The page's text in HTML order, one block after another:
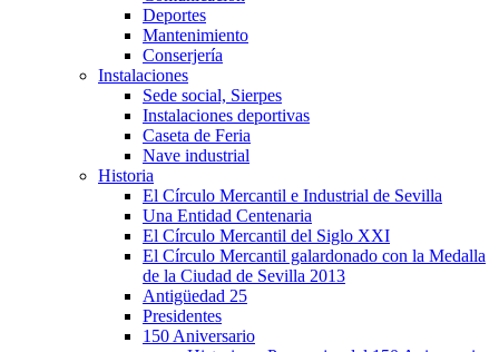
Deportes
Mantenimiento
Conserjería
Instalaciones
Sede social, Sierpes
Instalaciones deportivas
Caseta de Feria
Nave industrial
Historia
El Círculo Mercantil e Industrial de Sevilla
Una Entidad Centenaria
El Círculo Mercantil del Siglo XXI
El Círculo Mercantil galardonado con la Medalla
de la Ciudad de Sevilla 2013
Antigüedad 25
Presidentes
150 Aniversario